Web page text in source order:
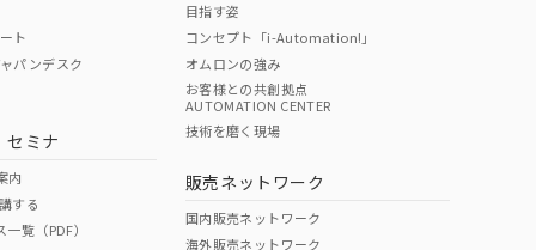
O O
ページへ
ください
ト
パンデスク
セミナ
内
する
覧（PDF）
目指す姿
コンセプト「i-Automation!」
オムロンの強み
お客様との共創拠点
AUTOMATION CENTER
技術を磨く現場
販売ネットワーク
国内販売ネットワーク
海外販売ネットワーク